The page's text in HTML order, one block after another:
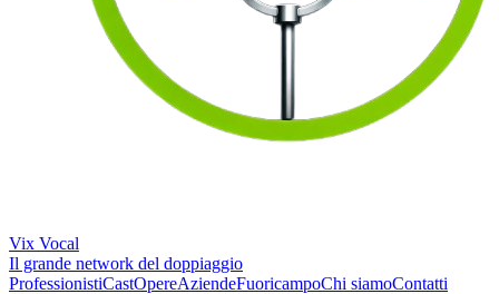
Vix Vocal
Il grande network del doppiaggio
ProfessionistiCastOpereAziendeFuoricampoChi siamoContatti